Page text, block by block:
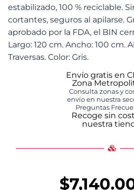
estabilizado, 100 % reciclable.
cortantes, seguros al apilarse.
aprobado por la FDA, el BIN
Largo: 120 cm. Ancho: 100 cm.
Traversas. Color: Gris.
Envío gratis en
Zona
Consulta zonas y
envío en nuestra
Preguntas
Recoge sin
nuestra
$